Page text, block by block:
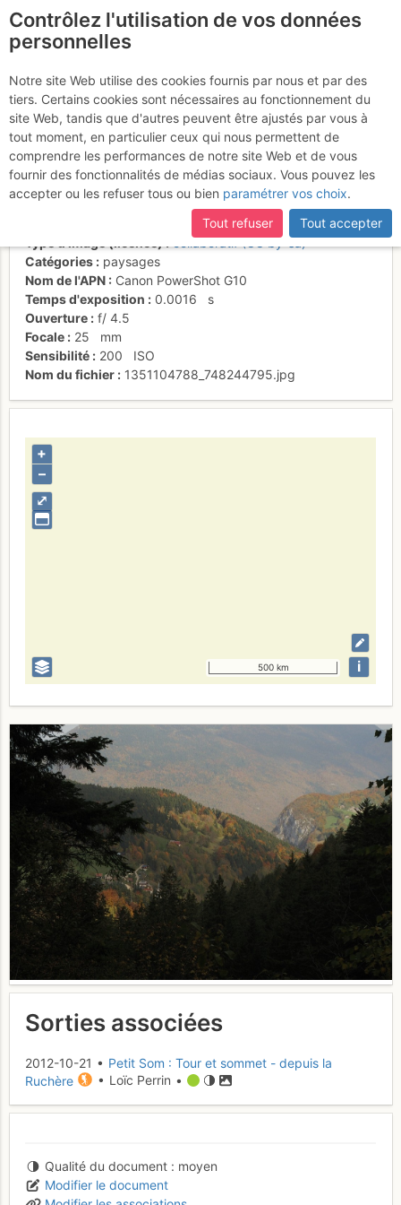
certaines pages ne sont plus accessibles, manquantes ou
incomplètes, déconnectez-vous puis reconnectez-vous à votre
compte sur le site.
Automne en
Chartreuse
Activités
Date/heure
Thomas Ribière
collaboratif (CC by-sa)
Catégories
paysages
Nom de l'APN
Canon PowerShot G10
Temps d'exposition
0.0016
s
Ouverture
f/ 4.5
Focale
25
mm
Sensibilité
200
ISO
Nom du fichier
1351104788_748244795.jpg
⤢
+
–
500 km i
Sorties associées
2012-10-21 • Petit Som : Tour et sommet - depuis la
Ruchère
• Loïc Perrin •
Qualité du document
moyen
Modifier le document
Contrôlez l'utilisation de vos données
personnelles
Notre site Web utilise des cookies fournis par nous et par des
tiers. Certains cookies sont nécessaires au fonctionnement du
site Web, tandis que d'autres peuvent être ajustés par vous à
tout moment, en particulier ceux qui nous permettent de
comprendre les performances de notre site Web et de vous
fournir des fonctionnalités de médias sociaux. Vous pouvez les
accepter ou les refuser tous ou bien paramétrer vos choix.
Tout refuser
Tout accepter